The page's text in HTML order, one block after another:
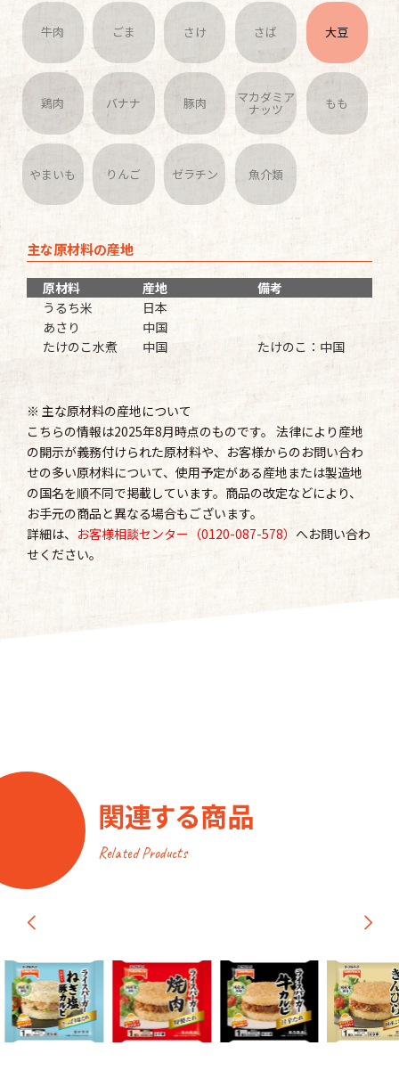
牛肉 ごま さけ さば 大豆
鶏肉 バナナ 豚肉 マカダミア
ナッツ もも
やまいも りんご ゼラチン 魚介類
主な原材料の産地
原材料 産地
備考
うるち米
日本
あさり
中国
たけのこ水煮
中国 たけのこ：中国
※ 主な原材料の産地について
こちらの情報は2025年8月時点のものです。 法律により産地
の開示が義務付けられた原材料や、お客様からのお問い合わ
せの多い原材料について、使用予定がある産地または製造地
の国名を順不同で掲載しています。商品の改定などにより、
お手元の商品と異なる場合もございます。
詳細は、 お客様相談センター（0120-087-578） へお問い合わ
せください。
関連する商品
Related Products